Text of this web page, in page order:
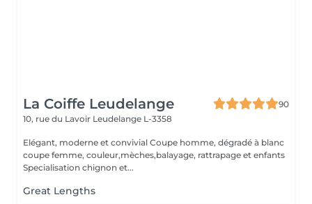
La Coiffe Leudelange
90
10, rue du Lavoir Leudelange L-3358
Elégant, moderne et convivial Coupe homme, dégradé à blanc
coupe femme, couleur,mèches,balayage, rattrapage et enfants
Specialisation chignon et...
Great Lengths